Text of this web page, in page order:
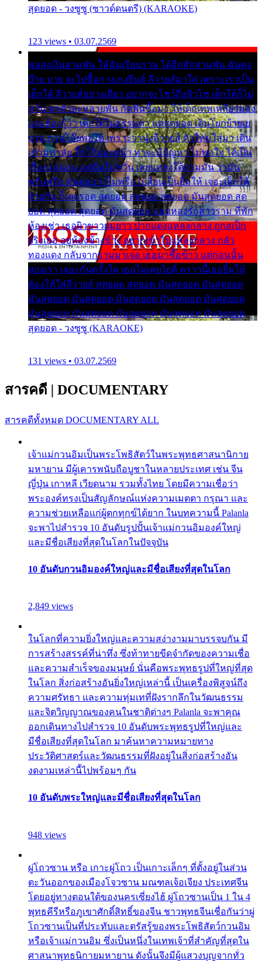
สุดยอด - วงซูซู (ซาวด์ดนตรี) (KARAOKE)
123 views • 03.07.2569
พ่อส่งเงินสามพัน ให้ฉันเรียนราม ได้อีกสักสามพัน ฉันคง
บ๊าย บาย จะไปซื้อกางเกงยีนส์ ลีวายส์มาใส่ เพราะเราเป็น
เด็กใต้ ลีวายส์อย่างเดียว อยากจะโชว์ถึงหิวโซ เด็กใต้ก็ไม่
หวั่น ตกตัวละหลายพัน กัดฟันซื้อมา ให้เด็กเทพเหลียวมอง
และต้องรู้ว่า เด็กใต้ไม่ธรรมดา แต่สุดยอด เดินโยกย้ายเย
ยวน กวนโอ๊ยพอได้ เพราะว่านุ่งลีวายส์ ตัวใหม่ใส่มา เดิน
เข้ามหาลัย จิ๊กโก๊มองหน้า ท่าจะมีปัญหา ไม่พอใจ ได้เป็น
เรื่องแน่นอน แต่ฉันไม่หวั่น เลยแหลงใต้ถามมัน ว่ามัน
พรั่นพรือ มันตอบว่าไม่พรื่อ เปลี่ยนเป็นยิ้มให้ เจอะเด็กใต้
ด้วยกัน ก็เลยรอด สุดยอด สุดยอด สุดยอด มันสุดยอด สุด
ยอด สุดยอด สุดยอด มันสุดยอด แอบหลงรักสาวราม ที่พัก
ห้องเช่า เธอผิวขาวผมยาว ปากแดงแหลงกลาง ถูกสเป็ก
จริงเธอ อยู่ห้องข้างข้าง อยากเข้าไปแหลงกลาง กลัว
ทองแดง กลับจากรามมาเจอ เธอมาซื้อข้าว แต่ก่อนนั้น
สองเรา เจอะกันครั้งใด เธอไม่เคยไยดี คราวนี้เธอยิ้มให้
ต้องให้ใส่ลีวายส์ สุดยอด สุดยอด มันสุดยอด มันสุดยอด
มันสุดยอด มันสุดยอด มันสุดยอด มันสุดยอด มันสุดยอด
มันสุดยอด มันสุดยอด มันสุดยอด มันสุดยอด มันสุดยอด
สุดยอด - วงซูซู (KARAOKE)
131 views • 03.07.2569
สารคดี | DOCUMENTARY
สารคดีทั้งหมด DOCUMENTARY ALL
เจ้าแม่กวนอิมเป็นพระโพธิสัตว์ในพระพุทธศาสนานิกาย
มหายาน มีผู้เคารพนับถือบูชาในหลายประเทศ เช่น จีน
ญี่ปุ่น เกาหลี เวียดนาม รวมทั้งไทย โดยมีความเชื่อว่า
พระองค์ทรงเป็นสัญลักษณ์แห่งความเมตตา กรุณา และ
ความช่วยเหลือแก่ผู้ตกทุกข์ได้ยาก ในบทความนี้ Palanla
จะพาไปสำรวจ 10 อันดับรูปปั้นเจ้าแม่กวนอิมองค์ใหญ่
และมีชื่อเสียงที่สุดในโลกในปัจจุบัน
10 อันดับกวนอิมองค์ใหญ่และมีชื่อเสียงที่สุดในโลก
2,849 views
ในโลกที่ความยิ่งใหญ่และความสง่างามมาบรรจบกัน มี
การสร้างสรรค์ที่น่าทึ่ง ซึ่งท้าทายขีดจำกัดของความเชื่อ
และความสำเร็จของมนุษย์ นั่นคือพระพุทธรูปที่ใหญ่ที่สุด
ในโลก สิ่งก่อสร้างอันยิ่งใหญ่เหล่านี้ เป็นเครื่องพิสูจน์ถึง
ความศรัทธา และความทุ่มเทที่ฝังรากลึกในวัฒนธรรม
และจิตวิญญาณของคนในชาติต่างๆ Palanla จะพาคุณ
ออกเดินทางไปสำรวจ 10 อันดับพระพุทธรูปที่ใหญ่และ
มีชื่อเสียงที่สุดในโลก มาค้นหาความหมายทาง
ประวัติศาสตร์และวัฒนธรรมที่ฝังอยู่ในสิ่งก่อสร้างอัน
งดงามเหล่านี้ไปพร้อมๆ กัน
10 อันดับพระใหญ่และมีชื่อเสียงที่สุดในโลก
948 views
ผู่โถวซาน หรือ เกาะผู่โถว เป็นเกาะเล็กๆ ที่ตั้งอยู่ในส่วน
ตะวันออกของเมืองโจวซาน มณฑลเจ้อเจียง ประเทศจีน
โดยอยู่ทางตอนใต้ของนครเซี่ยงไฮ้ ผู่โถวซานเป็น 1 ใน 4
พุทธคีรีหรือภูเขาศักดิ์สิทธิ์ของจีน ชาวพุทธจีนเชื่อกันว่าผู่
โถวซานเป็นที่ประทับและตรัสรู้ของพระโพธิสัตว์กวนอิม
หรือเจ้าแม่กวนอิม ซึ่งเป็นหนึ่งในเทพเจ้าที่สำคัญที่สุดใน
ศาสนาพุทธนิกายมหายาน ดังนั้นจึงมีผู้แสวงบุญจากทั่ว